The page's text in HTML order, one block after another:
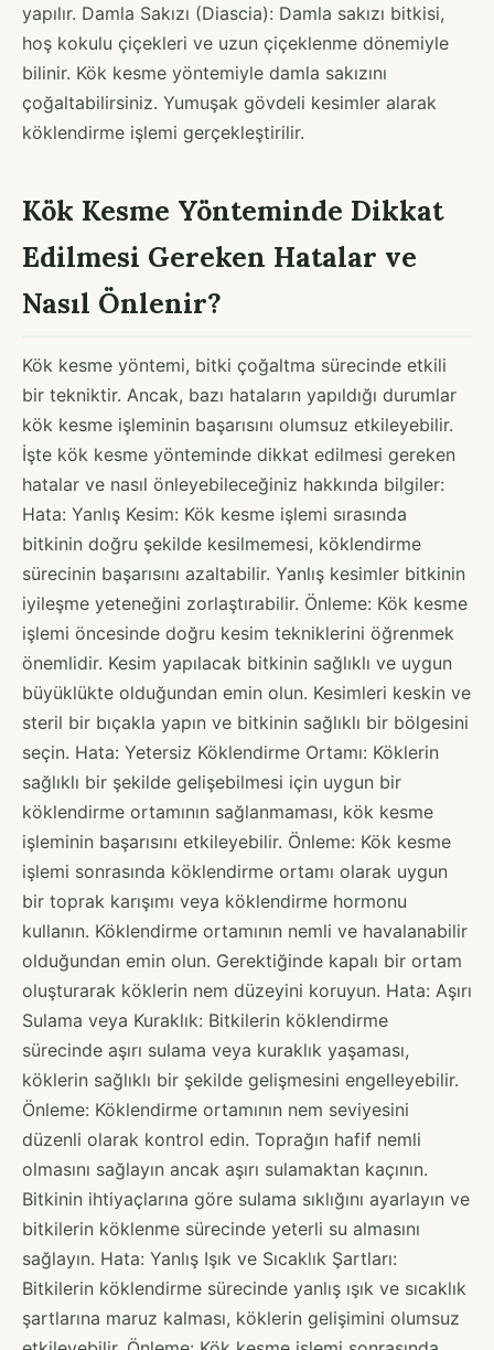
yapılır. Damla Sakızı (Diascia): Damla sakızı bitkisi,
hoş kokulu çiçekleri ve uzun çiçeklenme dönemiyle
bilinir. Kök kesme yöntemiyle damla sakızını
çoğaltabilirsiniz. Yumuşak gövdeli kesimler alarak
köklendirme işlemi gerçekleştirilir.
Kök Kesme Yönteminde Dikkat
Edilmesi Gereken Hatalar ve
Nasıl Önlenir?
Kök kesme yöntemi, bitki çoğaltma sürecinde etkili
bir tekniktir. Ancak, bazı hataların yapıldığı durumlar
kök kesme işleminin başarısını olumsuz etkileyebilir.
İşte kök kesme yönteminde dikkat edilmesi gereken
hatalar ve nasıl önleyebileceğiniz hakkında bilgiler:
Hata: Yanlış Kesim: Kök kesme işlemi sırasında
bitkinin doğru şekilde kesilmemesi, köklendirme
sürecinin başarısını azaltabilir. Yanlış kesimler bitkinin
iyileşme yeteneğini zorlaştırabilir. Önleme: Kök kesme
işlemi öncesinde doğru kesim tekniklerini öğrenmek
önemlidir. Kesim yapılacak bitkinin sağlıklı ve uygun
büyüklükte olduğundan emin olun. Kesimleri keskin ve
steril bir bıçakla yapın ve bitkinin sağlıklı bir bölgesini
seçin. Hata: Yetersiz Köklendirme Ortamı: Köklerin
sağlıklı bir şekilde gelişebilmesi için uygun bir
köklendirme ortamının sağlanmaması, kök kesme
işleminin başarısını etkileyebilir. Önleme: Kök kesme
işlemi sonrasında köklendirme ortamı olarak uygun
bir toprak karışımı veya köklendirme hormonu
kullanın. Köklendirme ortamının nemli ve havalanabilir
olduğundan emin olun. Gerektiğinde kapalı bir ortam
oluşturarak köklerin nem düzeyini koruyun. Hata: Aşırı
Sulama veya Kuraklık: Bitkilerin köklendirme
sürecinde aşırı sulama veya kuraklık yaşaması,
köklerin sağlıklı bir şekilde gelişmesini engelleyebilir.
Önleme: Köklendirme ortamının nem seviyesini
düzenli olarak kontrol edin. Toprağın hafif nemli
olmasını sağlayın ancak aşırı sulamaktan kaçının.
Bitkinin ihtiyaçlarına göre sulama sıklığını ayarlayın ve
bitkilerin köklenme sürecinde yeterli su almasını
sağlayın. Hata: Yanlış Işık ve Sıcaklık Şartları:
Bitkilerin köklendirme sürecinde yanlış ışık ve sıcaklık
şartlarına maruz kalması, köklerin gelişimini olumsuz